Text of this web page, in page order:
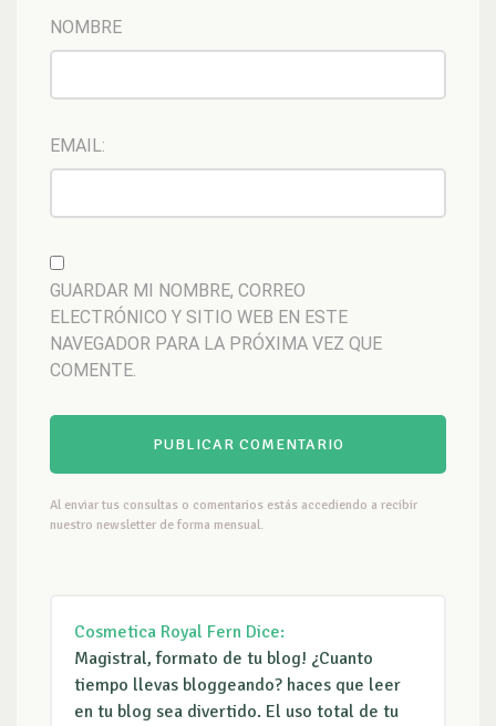
NOMBRE
EMAIL:
GUARDAR MI NOMBRE, CORREO
ELECTRÓNICO Y SITIO WEB EN ESTE
NAVEGADOR PARA LA PRÓXIMA VEZ QUE
COMENTE.
Al enviar tus consultas o comentarios estás accediendo a recibir
nuestro newsletter de forma mensual.
Cosmetica Royal Fern Dice:
Magistral, formato de tu blog! ¿Cuanto
tiempo llevas bloggeando? haces que leer
en tu blog sea divertido. El uso total de tu